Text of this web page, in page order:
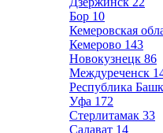
Бор 10
Кемеровская
Кемерово 143
Новокузнецк 86
Междуреченск
Республика
Уфа 172
Стерлитамак 33
Салават 14